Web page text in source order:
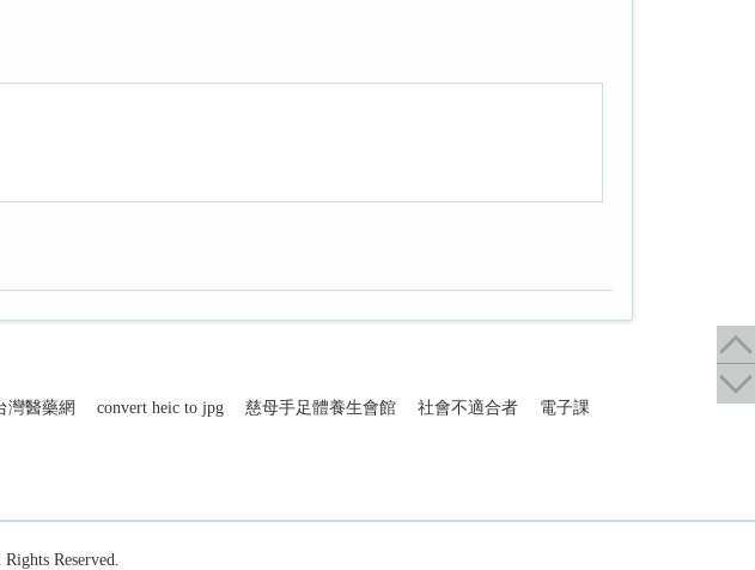
灣醫藥網 convert heic to jpg 慈母手足體養生會館 社會不適合者
電子課
Reserved.